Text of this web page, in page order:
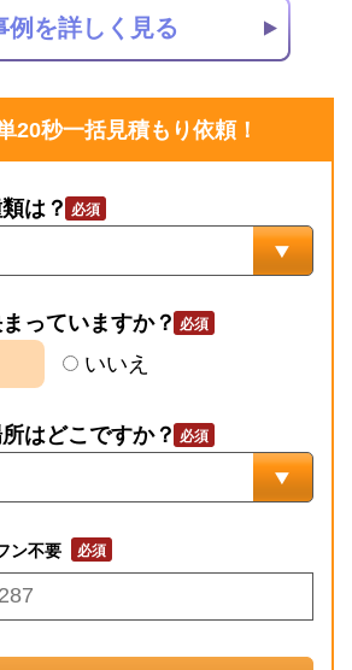
20秒一括見積もり依頼！
は？
っていますか？
いいえ
はどこですか？
ン不要
例を詳しく見る